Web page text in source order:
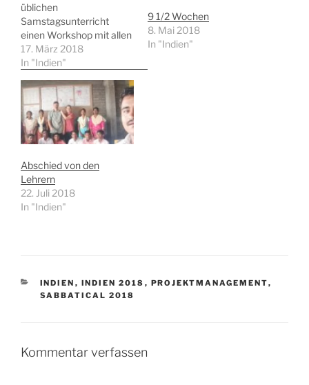
üblichen
Samstagsunterricht
einen Workshop mit allen
Lehrern/innen. Es wurden
die Ergebnisse der 5
wir letzte Woche ins
Leben gerufen hatten,
präsentiert. Wie erwartet
viel der Strom aus, so
dass unsere wunderbare
Exceltabelle mit allen
Auflistungen an Themen,
Terminen und
Verantwortlichkeiten
leider…
17. März 2018
In "Indien"
9 1/2 Wochen
8. Mai 2018
In "Indien"
Abschied von den
Lehrern
22. Juli 2018
In "Indien"
KATEGORIEN
INDIEN , INDIEN 2018 , PROJEKTMANAGEMENT,
SABBATICAL 2018
Kommentar verfassen